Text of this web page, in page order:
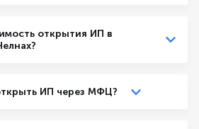
открытия ИП в
ИП через МФЦ?